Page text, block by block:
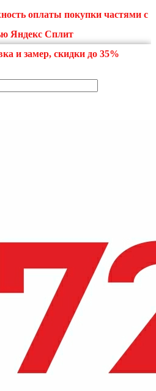
оплаты покупки частями с
Яндекс Сплит
и замер, скидки до 35%